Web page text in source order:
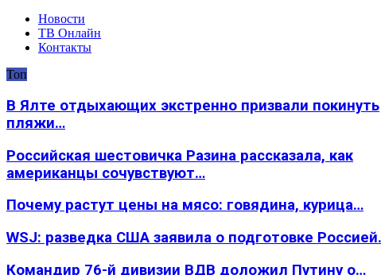
Новости
ТВ Онлайн
Контакты
Топ
В Ялте отдыхающих экстренно призвали покинуть
пляжи…
Российская шестовичка Разина рассказала, как
американцы сочувствуют…
Почему растут цены на мясо: говядина, курица…
WSJ: разведка США заявила о подготовке
Командир 76-й дивизии ВДВ доложил Путину о…